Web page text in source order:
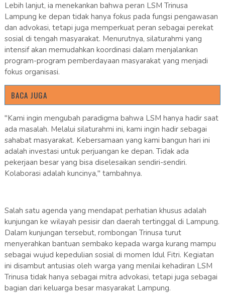
Lebih lanjut, ia menekankan bahwa peran LSM Trinusa
Lampung ke depan tidak hanya fokus pada fungsi pengawasan
dan advokasi, tetapi juga memperkuat peran sebagai perekat
sosial di tengah masyarakat. Menurutnya, silaturahmi yang
intensif akan memudahkan koordinasi dalam menjalankan
program-program pemberdayaan masyarakat yang menjadi
fokus organisasi.
BACA JUGA
"Kami ingin mengubah paradigma bahwa LSM hanya hadir saat
ada masalah. Melalui silaturahmi ini, kami ingin hadir sebagai
sahabat masyarakat. Kebersamaan yang kami bangun hari ini
adalah investasi untuk perjuangan ke depan. Tidak ada
pekerjaan besar yang bisa diselesaikan sendiri-sendiri.
Kolaborasi adalah kuncinya," tambahnya.
Salah satu agenda yang mendapat perhatian khusus adalah
kunjungan ke wilayah pesisir dan daerah tertinggal di Lampung.
Dalam kunjungan tersebut, rombongan Trinusa turut
menyerahkan bantuan sembako kepada warga kurang mampu
sebagai wujud kepedulian sosial di momen Idul Fitri. Kegiatan
ini disambut antusias oleh warga yang menilai kehadiran LSM
Trinusa tidak hanya sebagai mitra advokasi, tetapi juga sebagai
bagian dari keluarga besar masyarakat Lampung.